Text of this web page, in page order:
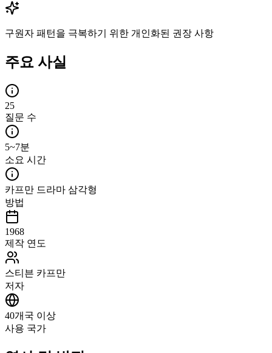
구원자 패턴을 극복하기 위한 개인화된 권장 사항
주요 사실
25
질문 수
5~7분
소요 시간
카프만 드라마 삼각형
방법
1968
제작 연도
스티븐 카프만
저자
40개국 이상
사용 국가